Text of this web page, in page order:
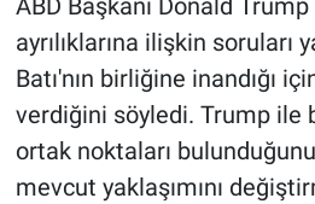
ABD Başkanı Donald Trump
ayrılıklarına ilişkin soruları
Batı'nın birliğine inandığı
verdiğini söyledi. Trump ile
ortak noktaları
mevcut yaklaşımını